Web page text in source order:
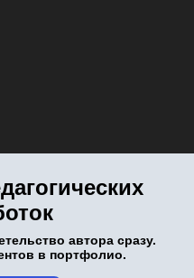
автора сразу.
в портфолио.